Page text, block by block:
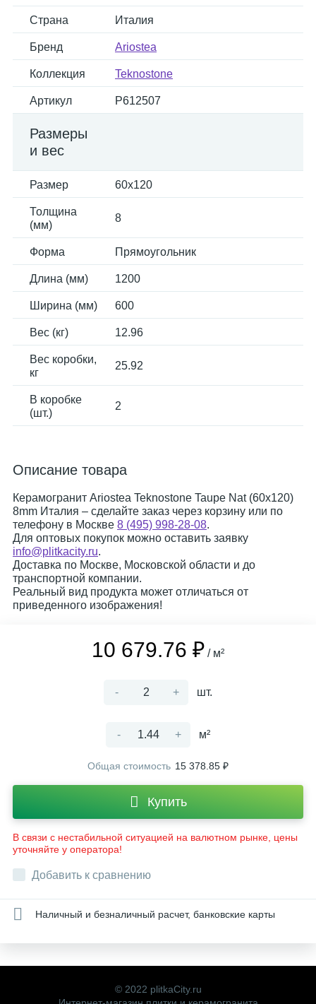
Страна Италия
Бренд Ariostea
Коллекция Teknostone
Артикул P612507
Размеры
и вес
Размер 60x120
Толщина
(мм)
8
Форма Прямоугольник
Длина (мм) 1200
Ширина (мм) 600
Вес (кг) 12.96
Вес коробки,
кг
25.92
В коробке
(шт.)
2
Описание товара
Керамогранит Ariostea Teknostone Taupe Nat (60x120)
8mm Италия – сделайте заказ через корзину или по
телефону в Москве 8 (495) 998-28-08.
Для оптовых покупок можно оставить заявку
info@plitkacity.ru.
Доставка по Москве, Московской области и до
транспортной компании.
Реальный вид продукта может отличаться от
приведенного изображения!
10 679.76 ₽ / м²
- + шт.
- + м²
Общая стоимость 15 378.85 ₽
Купить
В связи с нестабильной ситуацией на валютном рынке, цены
уточняйте у оператора!
Добавить к сравнению
Наличный и безналичный расчет, банковские карты
© 2022 plitkaCity.ru